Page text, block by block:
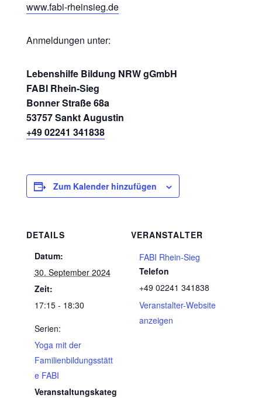
www.fabi-rheinsieg.de
Anmeldungen unter:
Lebenshilfe Bildung NRW gGmbH
FABI Rhein-Sieg
Bonner Straße 68a
53757 Sankt Augustin
+49 02241 341838
Zum Kalender hinzufügen
DETAILS
Datum:
30. September 2024
Zeit:
17:15 - 18:30
Serien:
Yoga mit der
Familienbildungsstätt
e FABI
Veranstaltungskateg
VERANSTALTER
FABI Rhein-Sieg
Telefon
+49 02241 341838
Veranstalter-Website
anzeigen